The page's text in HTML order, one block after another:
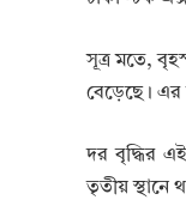
সূত্র মতে,
বেড়েছে। এর
দর বৃদ্ধির
তৃতীয় স্থানে